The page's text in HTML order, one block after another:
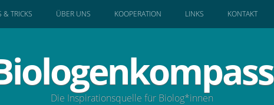
& TRICKS ÜBER UNS KOOPERATION LINKS KONTAKT
Die Inspirationsquelle für Biolog*innen